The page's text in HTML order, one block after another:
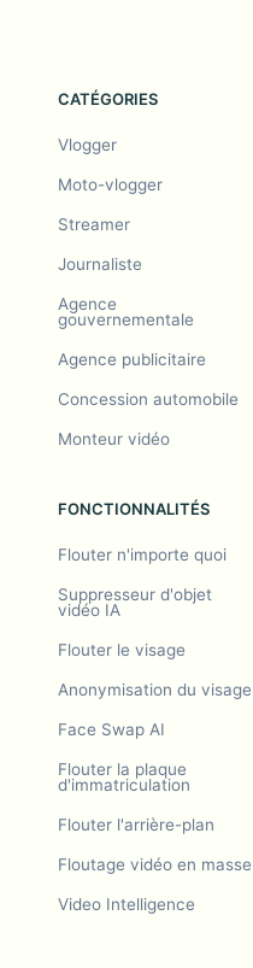
CATÉGORIES
Vlogger
Moto-vlogger
Streamer
Journaliste
Agence
gouvernementale
Agence publicitaire
Concession automobile
Monteur vidéo
FONCTIONNALITÉS
Flouter n'importe quoi
Suppresseur d'objet
vidéo IA
Flouter le visage
Anonymisation du visage
Face Swap AI
Flouter la plaque
d'immatriculation
Flouter l'arrière-plan
Floutage vidéo en masse
Video Intelligence